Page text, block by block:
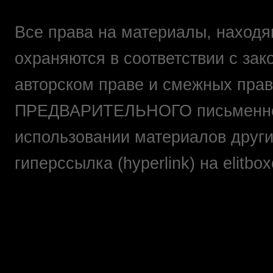
Все права на материалы,
охраняются в соответствии с
авторском праве и смежных
ПРЕДВАРИТЕЛЬНОГО
использовании материалов
гиперссылка (hyperlink) на